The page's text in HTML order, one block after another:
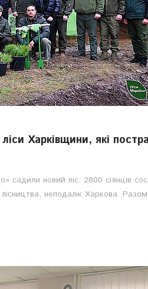
Харківщини, які
садили новий ліс. 2800 сіянців
неподалік Харкова. Разом